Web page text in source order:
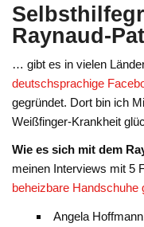
Raynaud-
… gibt es in vielen
deutschsprachige
gegründet. Dort bin ich
Weißfinger-Krankheit
Wie es sich mit dem
meinen Interviews mit 5
beheizbare Handschuhe
Angela